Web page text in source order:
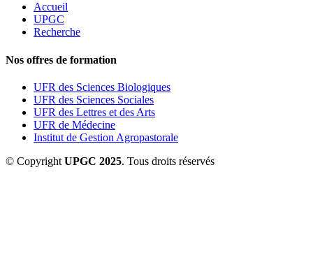
Accueil
UPGC
Recherche
Nos offres de formation
UFR des Sciences Biologiques
UFR des Sciences Sociales
UFR des Lettres et des Arts
UFR de Médecine
Institut de Gestion Agropastorale
© Copyright UPGC 2025. Tous droits réservés